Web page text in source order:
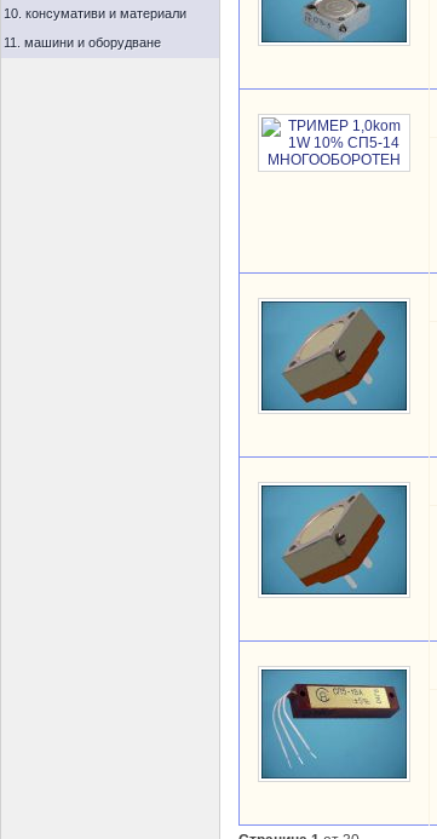
10. консумативи и материали
11. машини и оборудване